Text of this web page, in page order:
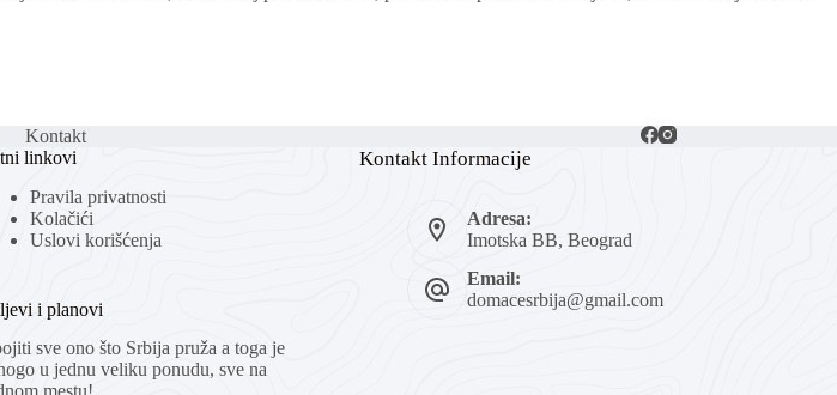
Kontakt
linkovi
Pravila privatnosti
Kolačići
Uslovi korišćenja
i planovi
sve ono što Srbija pruža a toga je
u jednu veliku ponudu, sve na
Kontakt Informacije
Adresa:
Imotska BB, Beograd
Email:
domacesrbija@gmail.com